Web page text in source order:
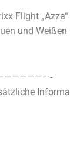
Flight
und Weißen